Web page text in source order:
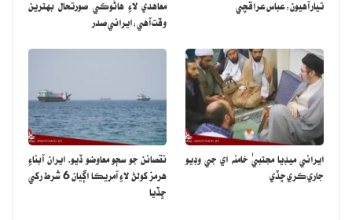
تيار آهيون: عباس عراقچي
معاهدي لاءِ هاڻوڪي صورتحال بهترين
وقت آهي: ايراني صدر
ايراني ميڊيا مجتبيٰ خامنه اي جي وڊيو
جاري ڪري ڇڏي
نقصانن جو سڄو معاوضو ڏيو، ايران آبناءِ
هرمز کولڻ لاءِ آمريڪا اڳيان 6 شرط رکي
ڇڏيا